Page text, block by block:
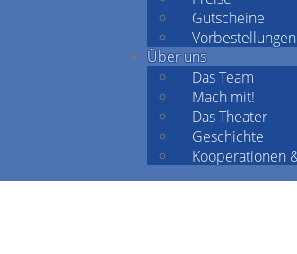
Gutscheine
Vorbestellungen
Über uns
Das Team
Mach mit!
Das Theater
Geschichte
Kooperationen